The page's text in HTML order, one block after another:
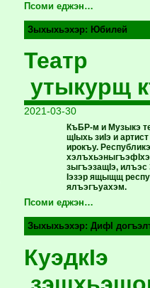
Псоми еджэн…
Зыхыхьэхэр: Юбилей
Театр
утыкурщ
2021-03-30
КъБР-м и Музыкэ
щIыхь зиIэ и
ирокъу.
зыгъэзащIэ,
Iэзэр ящыщщ
ялъэгъуахэм.
Псоми еджэн…
Зыхыхьэхэр:ДифI
КуэдкIэ